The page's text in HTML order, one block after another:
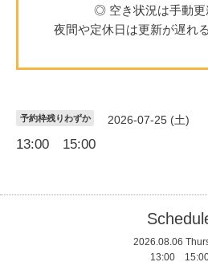
◎ 空き状況は手動更
夜間や定休日は更新が遅れ
予約枠残りわずか 2026-07-25 (土)
13:00 15:00
2026.08.06
13:00